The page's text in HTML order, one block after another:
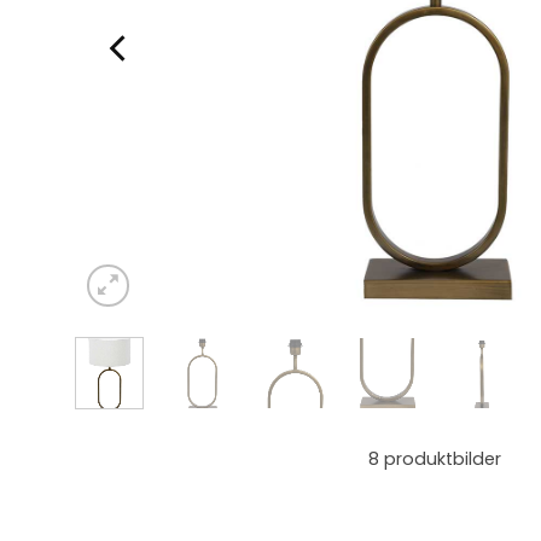
8 produktbilder